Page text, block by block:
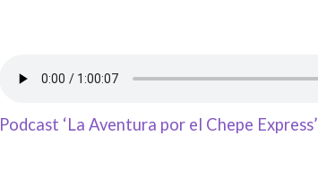
Podcast ‘La Aventura por el Chepe Express’